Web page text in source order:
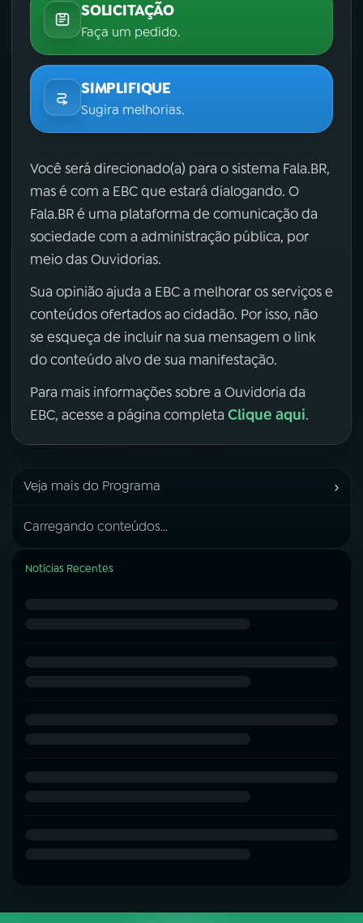
SOLICITAÇÃO
Faça um pedido.
SIMPLIFIQUE
Sugira melhorias.
Você será direcionado(a) para o sistema Fala.BR,
mas é com a EBC que estará dialogando. O
Fala.BR é uma plataforma de comunicação da
sociedade com a administração pública, por
meio das Ouvidorias.
Sua opinião ajuda a EBC a melhorar os serviços e
conteúdos ofertados ao cidadão. Por isso, não
se esqueça de incluir na sua mensagem o link
do conteúdo alvo de sua manifestação.
Para mais informações sobre a Ouvidoria da
EBC, acesse a página completa Clique aqui.
Veja mais do Programa ›
Carregando conteúdos...
Notícias Recentes